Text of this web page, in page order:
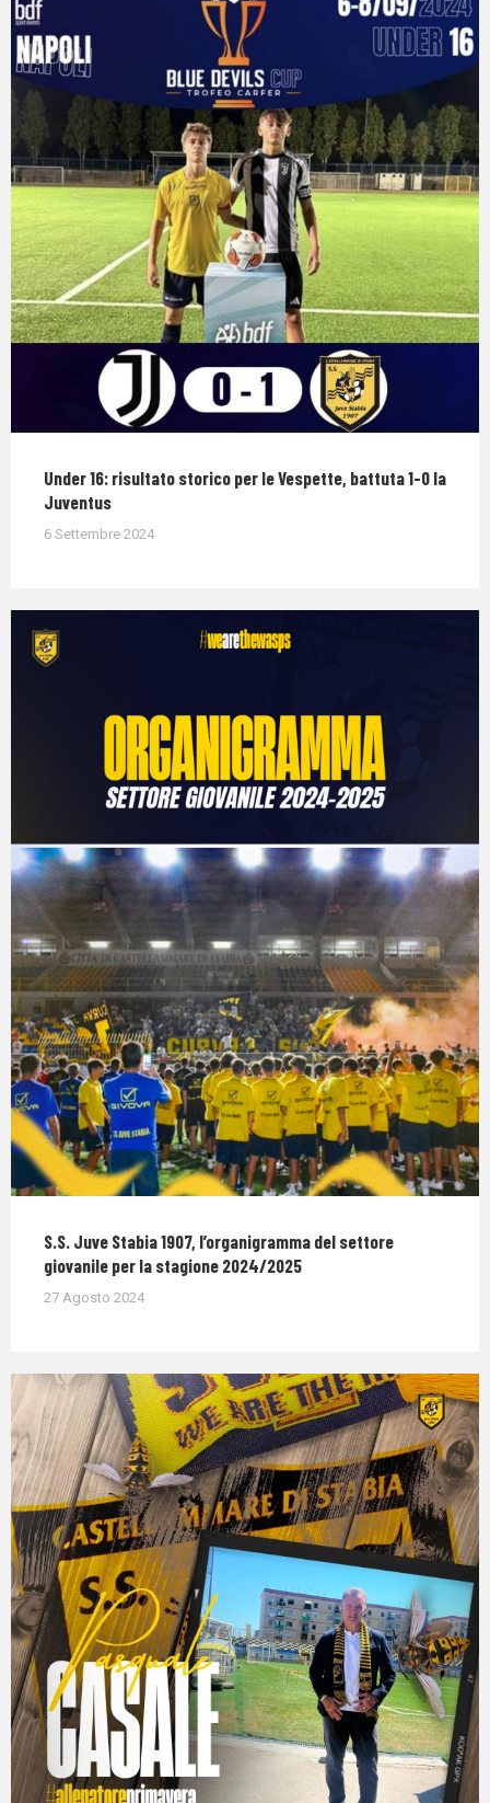
Under 16: risultato storico per le Vespette, battuta 1-0 la
Juventus
6 Settembre 2024
S.S. Juve Stabia 1907, l’organigramma del settore
giovanile per la stagione 2024/2025
27 Agosto 2024